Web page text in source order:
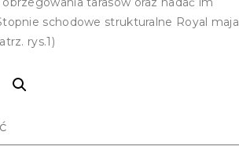
schodowe strukturalne Royal maja
rys.1)